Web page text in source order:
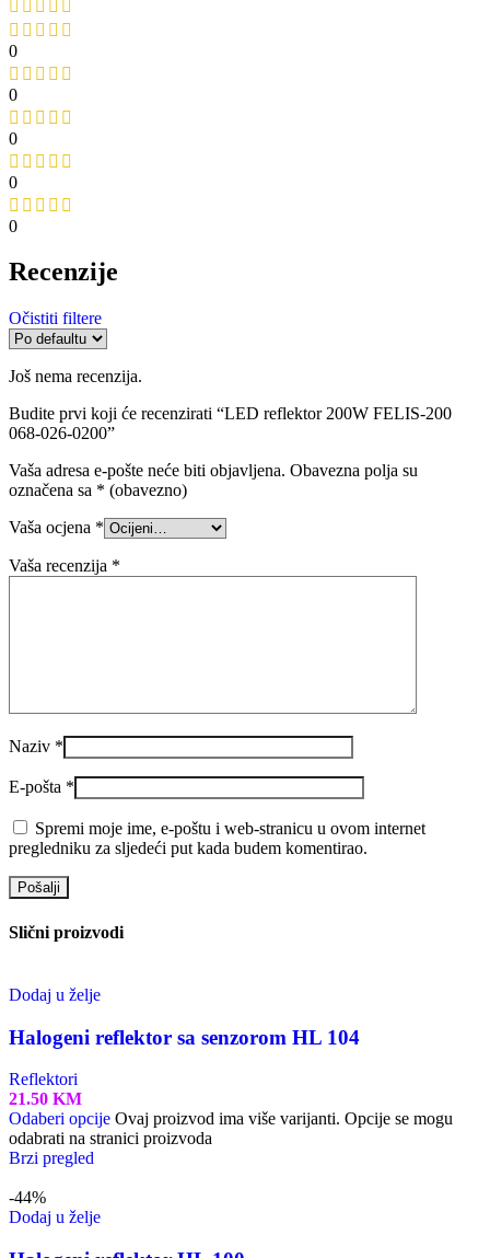
0
0
0
0
0
Recenzije
Očistiti filtere
Još nema recenzija.
Budite prvi koji će recenzirati “LED reflektor 200W FELIS-200
068-026-0200”
Vaša adresa e-pošte neće biti objavljena. Obavezna polja su
označena sa * (obavezno)
Vaša ocjena *
Vaša recenzija *
Naziv *
E-pošta *
Spremi moje ime, e-poštu i web-stranicu u ovom internet
pregledniku za sljedeći put kada budem komentirao.
Slični proizvodi
Dodaj u želje
Halogeni reflektor sa senzorom HL 104
Reflektori
21.50 KM
Odaberi opcije Ovaj proizvod ima više varijanti. Opcije se mogu
odabrati na stranici proizvoda
Brzi pregled
-44%
Dodaj u želje